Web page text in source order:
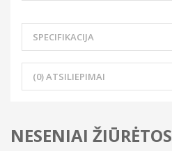
SPECIFIKACIJA
(0) ATSILIEPIMAI
NESENIAI ŽIŪRĖTOS